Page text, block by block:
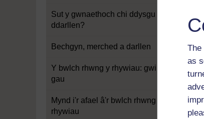
The
as
Sut y gwnaethoch chi ddysgu sut i
ddarllen?
Bechgyn, merched a darllen
Y bwlch rhwng y rhywiau: gwir neu
gau
Mynd i'r afael â'r bwlch rhwng y
rhywiau